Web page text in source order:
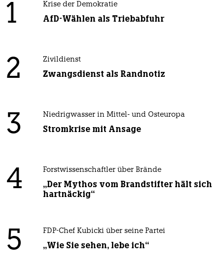
1 Krise der Demokratie
AfD-Wählen als Triebabfuhr
2 Zivildienst
Zwangsdienst als Randnotiz
3 Niedrigwasser in Mittel- und Osteuropa
Stromkrise mit Ansage
4 Forstwissenschaftler über Brände
„Der Mythos vom Brandstifter hält sich
hartnäckig“
5 FDP-Chef Kubicki über seine Partei
„Wie Sie sehen, lebe ich“